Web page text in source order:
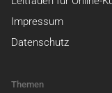
Impressum
Datenschutz
Themen